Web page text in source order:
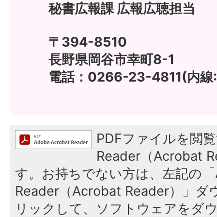
秘書広報課 広報広聴担当
〒394-8510
長野県岡谷市幸町8-1
電話：0266-23-4811(内
PDFファイルを閲
Reader（Acrobat
す。お持ちでない方は、左記の
Reader（Acrobat Reader）」ダ
リックして、ソフトウェアをダ